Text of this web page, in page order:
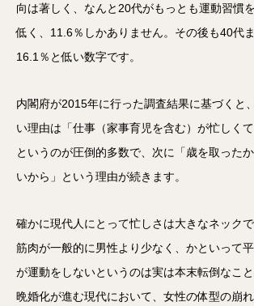
向は著しく、なんと20代がもっとも運動習慣
低く、11.6％しかありません。その後も40代
16.1％と低い数字です。
内閣府が2015年に行った調査結果に基づくと
い理由は「仕事（家事育児を含む）が忙しくて
というのが圧倒的多数で、次に「歳を取った
いから」という理由が続きます。
確かに現代人にとって忙しさは大きなネック
筋肉が一般的に男性より少なく、かといって
が運動をしないというのは実は本末転倒なこ
晩婚化が進む現代において、女性の体型の崩